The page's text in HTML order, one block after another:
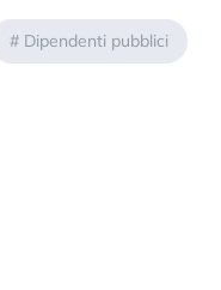
# Dipendenti pubblici